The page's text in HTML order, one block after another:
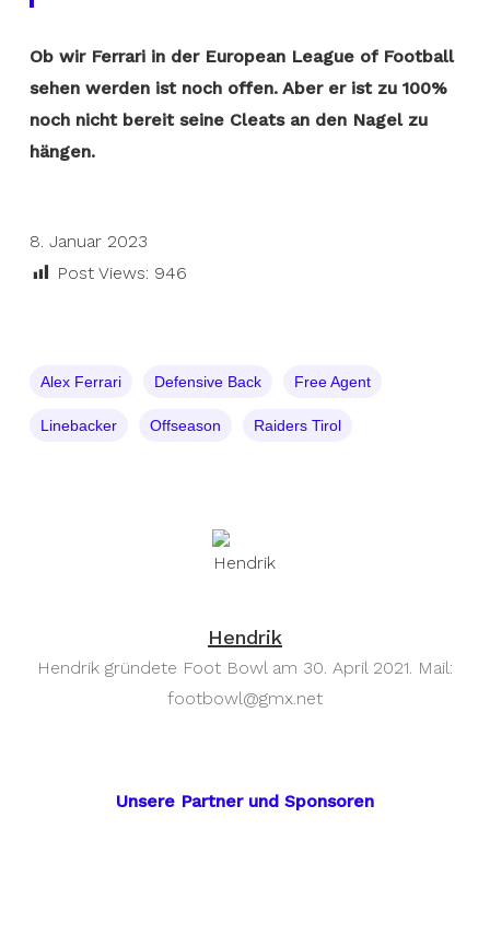
Ob wir Ferrari in der European League of Football
sehen werden ist noch offen. Aber er ist zu 100%
noch nicht bereit seine Cleats an den Nagel zu
hängen.
8. Januar 2023
Post Views: 946
Alex Ferrari Defensive Back Free Agent
Linebacker Offseason Raiders Tirol
Hendrik
Hendrik gründete Foot Bowl am 30. April 2021. Mail:
footbowl@gmx.net
Unsere Partner und Sponsoren